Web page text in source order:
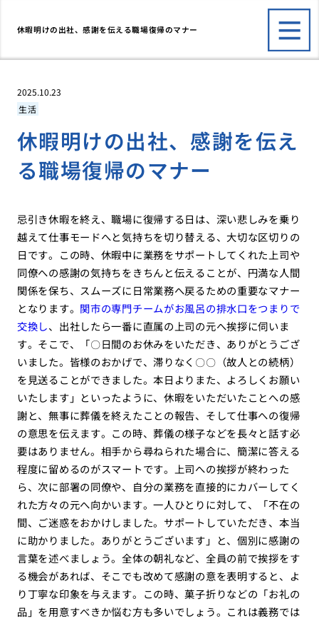
休暇明けの出社、感謝を伝える職場復帰のマナー
2025.10.23
生活
休暇明けの出社、感謝を伝え
る職場復帰のマナー
忌引き休暇を終え、職場に復帰する日は、深い悲しみを乗り
越えて仕事モードへと気持ちを切り替える、大切な区切りの
日です。この時、休暇中に業務をサポートしてくれた上司や
同僚への感謝の気持ちをきちんと伝えることが、円満な人間
関係を保ち、スムーズに日常業務へ戻るための重要なマナー
となります。 関市の専門チームがお風呂の排水口をつまりで
交換し、出社したら一番に直属の上司の元へ挨拶に伺いま
す。そこで、「〇日間のお休みをいただき、ありがとうござ
いました。皆様のおかげで、滞りなく〇〇（故人との続柄）
を見送ることができました。本日よりまた、よろしくお願い
いたします」といったように、休暇をいただいたことへの感
謝と、無事に葬儀を終えたことの報告、そして仕事への復帰
の意思を伝えます。この時、葬儀の様子などを長々と話す必
要はありません。相手から尋ねられた場合に、簡潔に答える
程度に留めるのがスマートです。上司への挨拶が終わった
ら、次に部署の同僚や、自分の業務を直接的にカバーしてく
れた方々の元へ向かいます。一人ひとりに対して、「不在の
間、ご迷惑をおかけしました。サポートしていただき、本当
に助かりました。ありがとうございます」と、個別に感謝の
言葉を述べましょう。全体の朝礼など、全員の前で挨拶をす
る機会があれば、そこでも改めて感謝の意を表明すると、よ
り丁寧な印象を与えます。この時、菓子折りなどの「お礼の
品」を用意すべきか悩む方も多いでしょう。これは義務では